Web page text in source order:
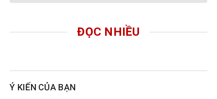
ĐỌC NHIỀU
Ý KIẾN CỦA BẠN